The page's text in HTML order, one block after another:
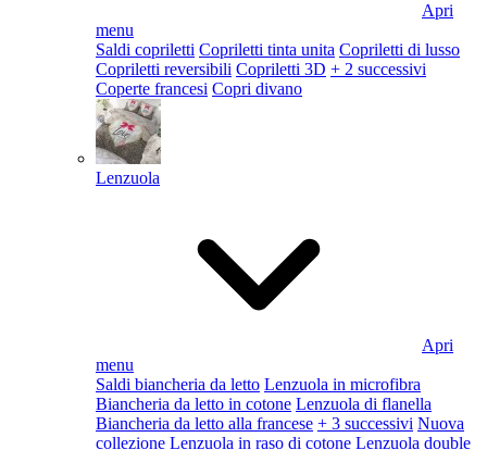
Apri
menu
Saldi copriletti Copriletti tinta unita Copriletti di lusso
Copriletti reversibili Copriletti 3D + 2 successivi
Coperte francesi Copri divano
Lenzuola
Apri
menu
Saldi biancheria da letto Lenzuola in microfibra
Biancheria da letto in cotone Lenzuola di flanella
Biancheria da letto alla francese + 3 successivi Nuova
collezione Lenzuola in raso di cotone Lenzuola double